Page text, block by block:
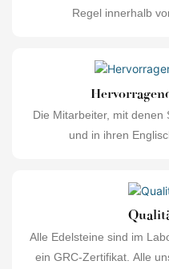
Regel innerhalb
Die Mitarbeiter, mit denen
und in ihren
Alle Edelsteine ​​sind im
ein GRC-Zertifikat. Alle